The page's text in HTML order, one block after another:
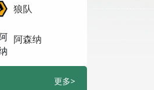
狼队
阿森纳
更多>